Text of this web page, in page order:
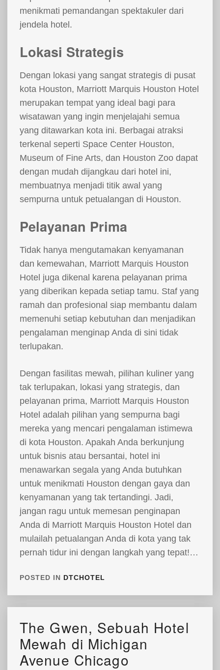
menikmati pemandangan spektakuler dari
jendela hotel.
Lokasi Strategis
Dengan lokasi yang sangat strategis di pusat
kota Houston, Marriott Marquis Houston Hotel
merupakan tempat yang ideal bagi para
wisatawan yang ingin menjelajahi semua
yang ditawarkan kota ini. Berbagai atraksi
terkenal seperti Space Center Houston,
Museum of Fine Arts, dan Houston Zoo dapat
dengan mudah dijangkau dari hotel ini,
membuatnya menjadi titik awal yang
sempurna untuk petualangan di Houston.
Pelayanan Prima
Tidak hanya mengutamakan kenyamanan
dan kemewahan, Marriott Marquis Houston
Hotel juga dikenal karena pelayanan prima
yang diberikan kepada setiap tamu. Staf yang
ramah dan profesional siap membantu dalam
memenuhi setiap kebutuhan dan menjadikan
pengalaman menginap Anda di sini tidak
terlupakan.
Dengan fasilitas mewah, pilihan kuliner yang
tak terlupakan, lokasi yang strategis, dan
pelayanan prima, Marriott Marquis Houston
Hotel adalah pilihan yang sempurna bagi
mereka yang mencari pengalaman istimewa
di kota Houston. Apakah Anda berkunjung
untuk bisnis atau bersantai, hotel ini
menawarkan segala yang Anda butuhkan
untuk menikmati Houston dengan gaya dan
kenyamanan yang tak tertandingi. Jadi,
jangan ragu untuk memesan penginapan
Anda di Marriott Marquis Houston Hotel dan
mulailah petualangan Anda di kota yang tak
pernah tidur ini dengan langkah yang tepat!…
POSTED IN DTCHOTEL
The Gwen, Sebuah Hotel
Mewah di Michigan
Avenue Chicago